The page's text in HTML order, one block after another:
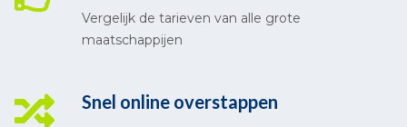
Vergelijk de tarieven van alle grote
maatschappijen
Snel online overstappen